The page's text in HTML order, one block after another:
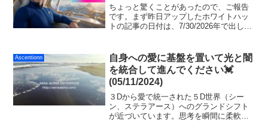
ちょっと驚くことがあったので、ご報告
です。まず昨日アップしたホワイトハッ
トの記事の日付は、7/30/2026年で出して
て午前3:00にブログを開けてみた友人が
見たところ...
Ascentionn
自身への愛に基盤を置いて光と闇
を統合して進んでください💓
(05/11/2024)
３Dから愛で統一された５D世界（シー
ン、ステラアース）へのグランドシフト
が近づいています。思考を瞬間に柔軟に